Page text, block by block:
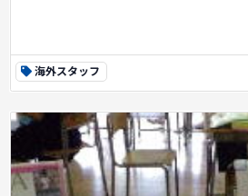
海外スタッフ